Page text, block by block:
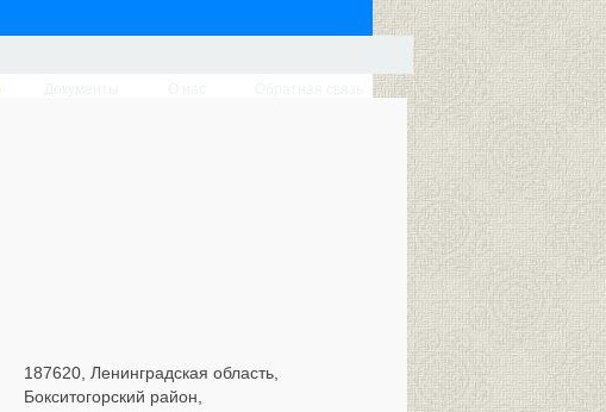
187620, Ленинградская область,
Бокситогорский район,